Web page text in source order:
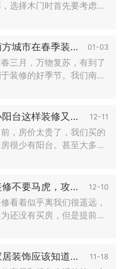
选择木门时首先要考虑的
简约风格；装饰风格比较
我们选择轻巧优雅的木门
；用典雅舒适的木门装
。木门的选购要注意的基注
南方城市在春季装修要注意什么？ 01-03
春三月，万物复苏，有到了
装修的好季节。我们南方
工程的进展。这并不是说南
的春天不适合装修，而是风
气，对泥水工程等项目也
处。考虑到整个系列工程,
小阳台这样装修又实用又好看 12-11
前，房价太贵了，我们买的
很少有阳台。甚至大多数
工作。如果我们家有阳
我们应该把阳台设计好，
后利用这个空间放松一
那么，怎样才能更好地设
装修不要马虎，攻略要做好 12-10
看着似乎离我们很遥远，
还没有买房，但是提前了
生的第一个房子的装修特
视，什么都可能要自己
家居装饰应该知道的风水禁忌 11-18